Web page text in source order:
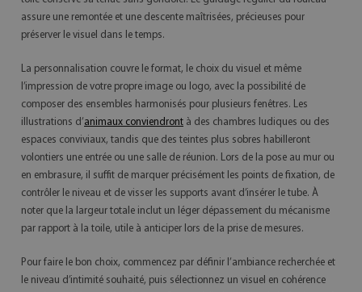
assure une remontée et une descente maîtrisées, précieuses pour
préserver le visuel dans le temps.
La personnalisation couvre le format, le choix du visuel et même
l’impression de votre propre image ou logo, avec la possibilité de
composer des ensembles harmonisés pour plusieurs fenêtres. Les
illustrations d’animaux conviendront à des chambres ludiques ou des
espaces conviviaux, tandis que des teintes plus sobres habilleront
volontiers une entrée ou une salle de réunion. Lors de la pose au mur ou
en embrasure, il suffit de marquer précisément les points de fixation, de
contrôler le niveau et de visser les supports avant d’insérer le tube. À
noter que la largeur totale inclut un léger dépassement du mécanisme
par rapport à la toile, utile à anticiper lors de la prise de mesures.
Pour faire le bon choix, commencez par définir l’ambiance recherchée et
le niveau d’intimité souhaité, puis sélectionnez un visuel en cohérence